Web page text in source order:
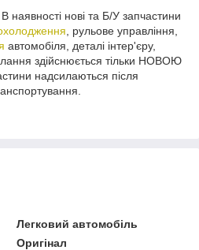
наявності нові та Б/У запчастини
, рульове управління,
автомобіля, деталі інтер'єру,
здійснюється тільки НОВОЮ
надсилаються після
Легковий автомобіль
Оригінал